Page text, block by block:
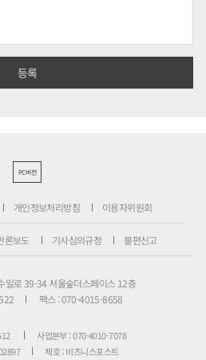
PC버전
개인정보처리방침 이용자위원회
론보도 기사심의규정 불편신고
일로 39-34 서울숲더스페이스 12층
팩스 : 070-4015-8658
사업본부 : 070-4010-7078
제호 : 비즈니스포스트